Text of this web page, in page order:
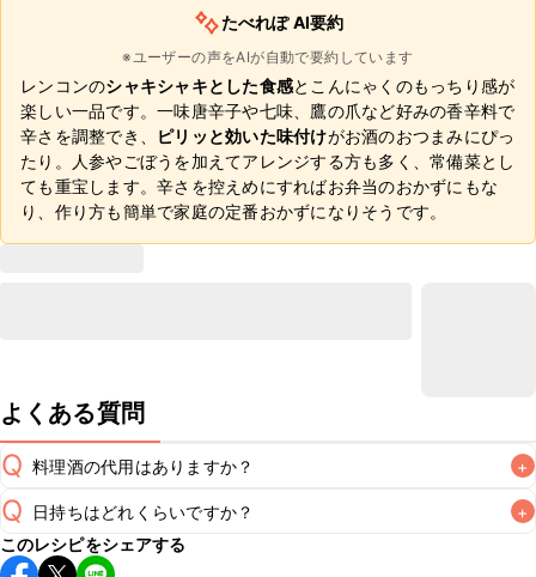
たべれぽ AI要約
※ユーザーの声をAIが自動で要約しています
レンコンのシャキシャキとした食感とこんにゃくのもっちり感が
楽しい一品です。一味唐辛子や七味、鷹の爪など好みの香辛料で
辛さを調整でき、
ピリッと効いた味付けがお酒のおつまみにぴっ
たり。人参やごぼうを加えてアレンジする方も多く、常備菜とし
ても重宝します。辛さを控えめにすればお弁当のおかずにもな
り、作り方も簡単で家庭の定番おかずになりそうです。
よくある質問
Q 料理酒の代用はありますか？ +
A
Q 日持ちはどれくらいですか？ +
保存期間は冷蔵で翌日中が目安です。なるべくお早めにお召
このレシピをシェアする